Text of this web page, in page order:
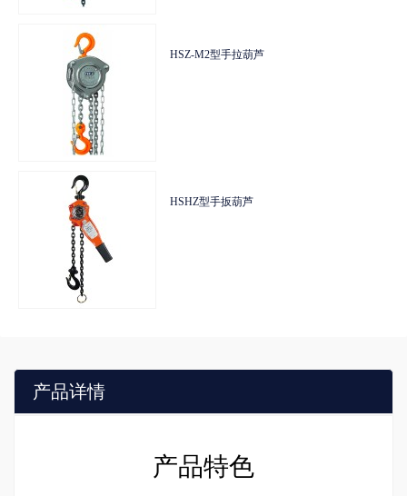
HSZ-B型手拉葫芦
HSZ-K型手拉葫芦
HSZ-M2型手拉葫芦
HSHZ型手扳葫芦
HSZ-B型手拉葫芦
HSZ-K型手拉葫芦
HSZ-M2型手拉葫芦
HSHZ型手扳葫芦
产品详情
产品特色